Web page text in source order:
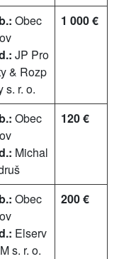
Obec
JP Pro
& Rozp
s. r. o.
1 000 €
Obec
Michal
120 €
Obec
Elserv
s. r. o.
200 €